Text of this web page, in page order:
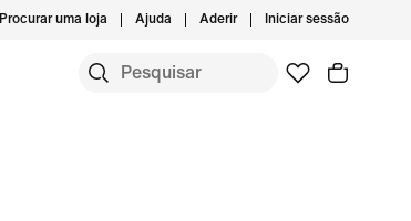
Procurar uma loja Ajuda Aderir Iniciar sessão